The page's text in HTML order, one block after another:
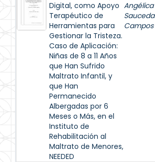
Digital, como Apoyo
Terapéutico de
Herramientas para
Gestionar la Tristeza.
Caso de Aplicación:
Niñas de 8 a 11 Años
que Han Sufrido
Maltrato Infantil, y
que Han
Permanecido
Albergadas por 6
Meses o Más, en el
Instituto de
Rehabilitación al
Maltrato de Menores,
NEEDED
Angélica
Sauceda
Campos